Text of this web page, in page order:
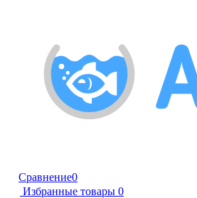
Сравнение0
Избранные товары 0